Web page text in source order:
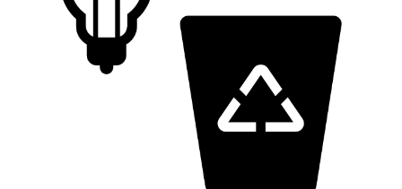
IMÁGENES CRECJ
LA PULGA MERCANTE